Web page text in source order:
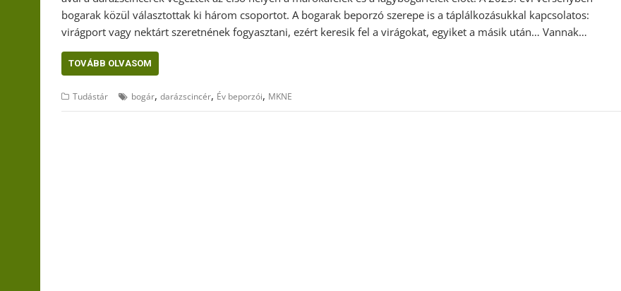
bogarak közül választottak ki három csoportot. A bogarak beporzó szerepe is a táplálkozásukkal kapcsolatos:
virágport vagy nektárt szeretnének fogyasztani, ezért keresik fel a virágokat, egyiket a másik után… Vannak…
TOVÁBB OLVASOM
Tudástár bogár, darázscincér, Év beporzói, MKNE